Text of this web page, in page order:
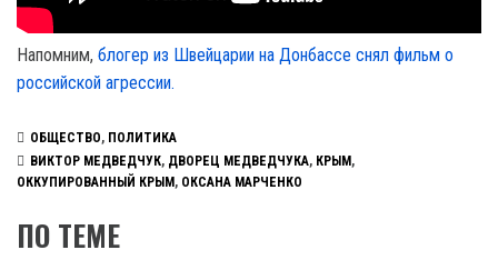
Напомним, блогер из Швейцарии на Донбассе снял фильм о
российской агрессии.
ОБЩЕСТВО, ПОЛИТИКА
ВИКТОР МЕДВЕДЧУК, ДВОРЕЦ МЕДВЕДЧУКА, КРЫМ ,
ОККУПИРОВАННЫЙ КРЫМ , ОКСАНА МАРЧЕНКО
ПО ТЕМЕ